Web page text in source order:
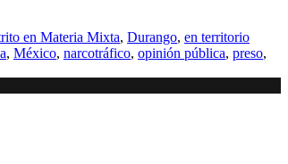
en Materia Mixta, Durango, en territorio
, México, narcotráfico, opinión pública, preso,